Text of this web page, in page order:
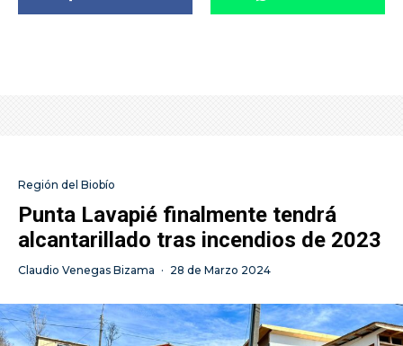
Región del Biobío
Punta Lavapié finalmente tendrá
alcantarillado tras incendios de 2023
Claudio Venegas Bizama · 28 de Marzo 2024